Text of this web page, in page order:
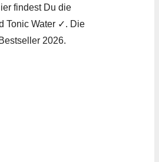
findest Du die
Tonic Water ✓. Die
2026.